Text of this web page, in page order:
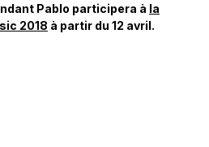
Pablo participera à la
2018 à partir du 12 avril.